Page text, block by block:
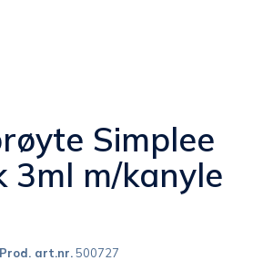
Simplee
3ml m/kanyle
Prod. art.nr.500727